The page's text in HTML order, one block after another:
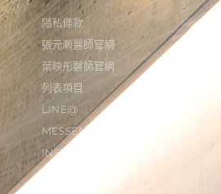
隱私條款
張元瀚醫師官網
葉映彤醫師官網
列表項目
LINE@
MESSENGER
INSTAGRAM